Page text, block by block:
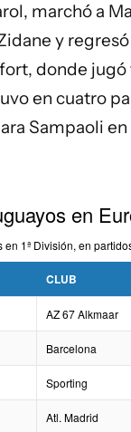
marchó a
y
donde jugó
en cuatro
Sampaoli